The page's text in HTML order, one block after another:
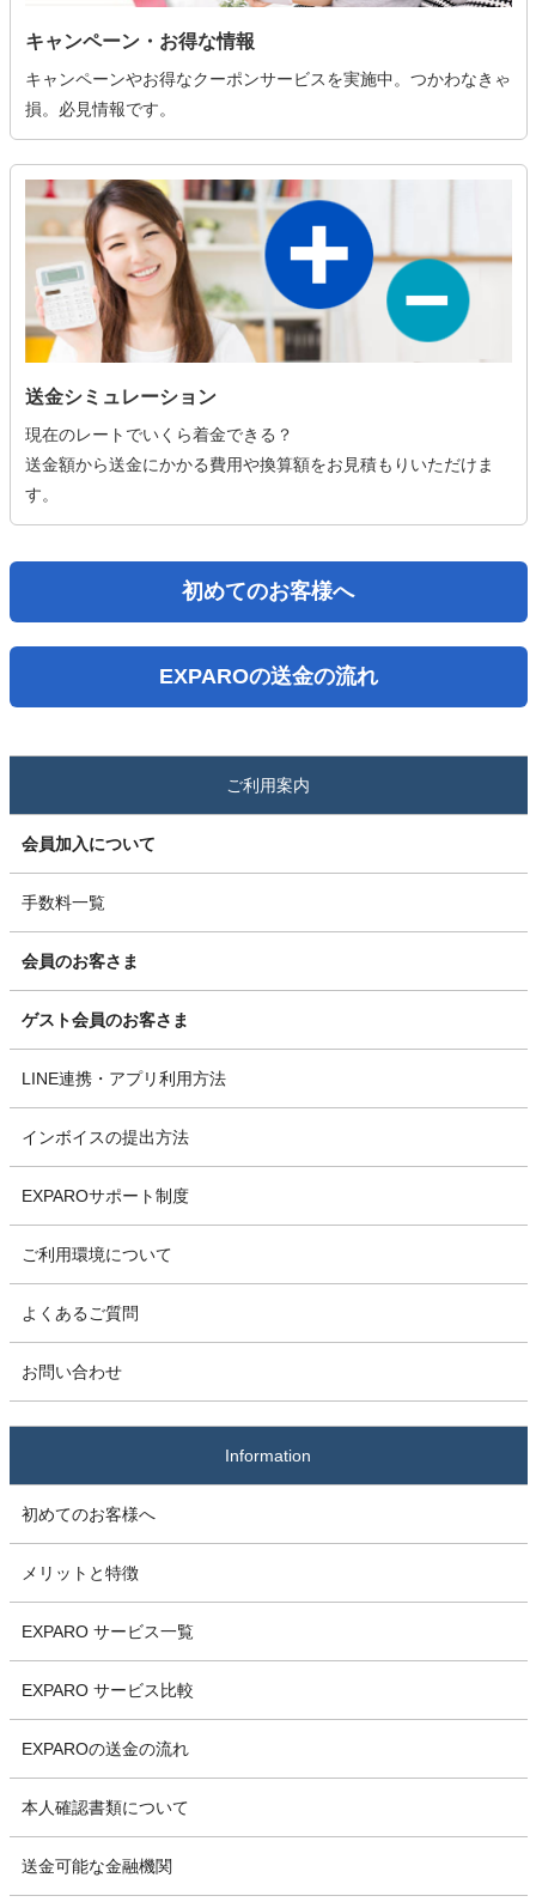
キャンペーン・お得な情報
キャンペーンやお得なクーポンサービスを実施中。つかわなきゃ
損。必見情報です。
送金シミュレーション
現在のレートでいくら着金できる？
送金額から送金にかかる費用や換算額をお見積もりいただけま
す。
初めてのお客様へ
EXPAROの送金の流れ
ご利用案内
会員加入について
手数料一覧
会員のお客さま
ゲスト会員のお客さま
LINE連携・アプリ利用方法
インボイスの提出方法
EXPAROサポート制度
ご利用環境について
よくあるご質問
お問い合わせ
Information
初めてのお客様へ
メリットと特徴
EXPARO サービス一覧
EXPARO サービス比較
EXPAROの送金の流れ
本人確認書類について
送金可能な金融機関